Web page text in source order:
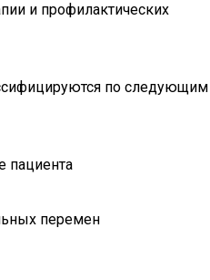
и профилактических
по следующим
пациента
перемен